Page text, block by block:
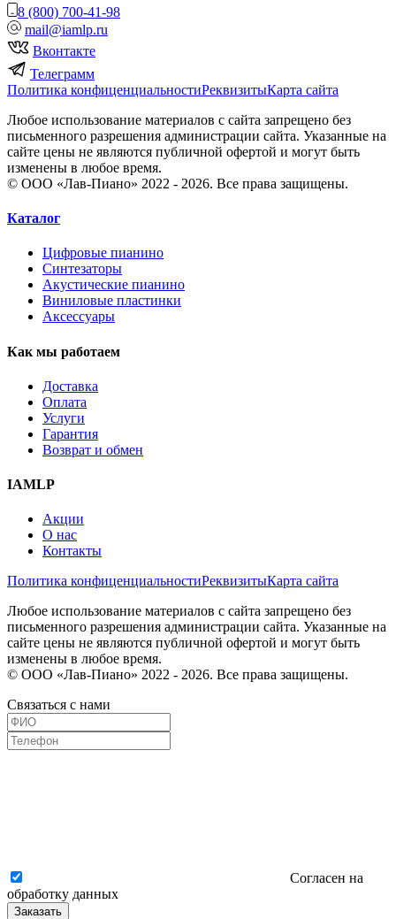
8 (800) 700-41-98
mail@iamlp.ru
Вконтакте
Телеграмм
Политика конфиценциальностиРеквизитыКарта сайта
Любое использование материалов с сайта запрещено без
письменного разрешения администрации сайта. Указанные на
сайте цены не являются публичной офертой и могут быть
изменены в любое время.
© ООО «Лав-Пиано» 2022 - 2026. Все права защищены.
Каталог
Цифровые пианино
Синтезаторы
Акустические пианино
Виниловые пластинки
Аксессуары
Как мы работаем
Доставка
Оплата
Услуги
Гарантия
Возврат и обмен
IAMLP
Акции
О нас
Контакты
Политика конфиценциальностиРеквизитыКарта сайта
Любое использование материалов с сайта запрещено без
письменного разрешения администрации сайта. Указанные на
сайте цены не являются публичной офертой и могут быть
изменены в любое время.
© ООО «Лав-Пиано» 2022 - 2026. Все права защищены.
Связаться с нами
Согласен на
обработку данных
Заказать